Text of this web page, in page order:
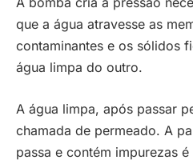
que a água atravesse as
contaminantes e os sólidos
água limpa do outro.
A água limpa, após passar
chamada de permeado. A
passa e contém impurezas